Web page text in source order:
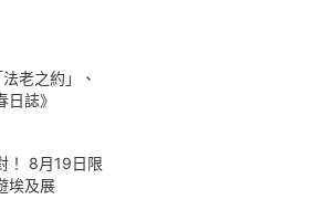
老之約」、
誌》
！ 8月19日限
埃及展